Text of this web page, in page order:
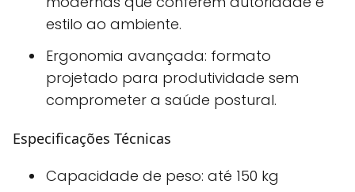
estilo ao ambiente.
Ergonomia avançada: formato
projetado para produtividade sem
comprometer a saúde postural.
Especificações Técnicas
Capacidade de peso: até 150 kg